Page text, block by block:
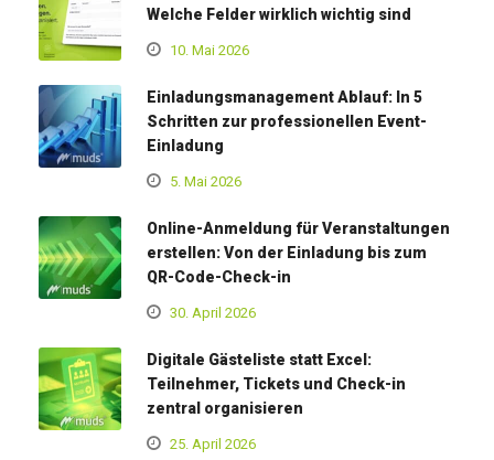
Welche Felder wirklich wichtig sind
10. Mai 2026
Einladungsmanagement Ablauf: In 5
Schritten zur professionellen Event-
Einladung
5. Mai 2026
Online-Anmeldung für Veranstaltungen
erstellen: Von der Einladung bis zum
QR-Code-Check-in
30. April 2026
Digitale Gästeliste statt Excel:
Teilnehmer, Tickets und Check-in
zentral organisieren
25. April 2026